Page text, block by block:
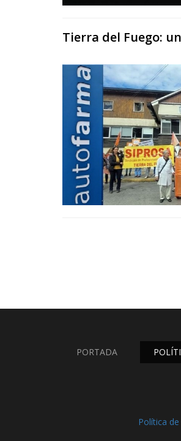
Tierra del Fuego:
PORTADA
Política